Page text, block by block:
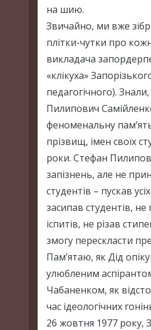
на шию.
Звичайно, ми вже
плітки-чутки про
викладача
«клікуха»
педагогічного).
Пилипович
феноменальну
прізвищ, імен своїх
роки. Стефан
запізнень, але не
студентів – пускав
засипав студентів, не
іспитів, не різав
змогу перескласти
Пам’ятаю, як Дід
улюбленим
Чабаненком, як
час ідеологічних
26 жовтня 1977 року,